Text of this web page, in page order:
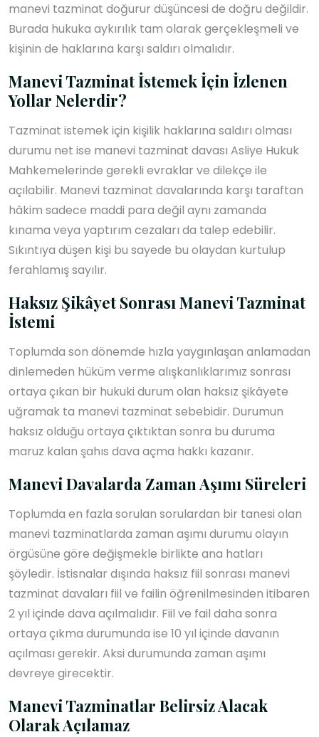
manevi tazminat doğurur düşüncesi de doğru değildir.
Burada hukuka aykırılık tam olarak gerçekleşmeli ve
kişinin de haklarına karşı saldırı olmalıdır.
Manevi Tazminat İstemek İçin İzlenen
Yollar Nelerdir?
Tazminat istemek için kişilik haklarına saldırı olması
durumu net ise manevi tazminat davası Asliye Hukuk
Mahkemelerinde gerekli evraklar ve dilekçe ile
açılabilir. Manevi tazminat davalarında karşı taraftan
hâkim sadece maddi para değil aynı zamanda
kınama veya yaptırım cezaları da talep edebilir.
Sıkıntıya düşen kişi bu sayede bu olaydan kurtulup
ferahlamış sayılır.
Haksız Şikâyet Sonrası Manevi Tazminat
İstemi
Toplumda son dönemde hızla yaygınlaşan anlamadan
dinlemeden hüküm verme alışkanlıklarımız sonrası
ortaya çıkan bir hukuki durum olan haksız şikâyete
uğramak ta manevi tazminat sebebidir. Durumun
haksız olduğu ortaya çıktıktan sonra bu duruma
maruz kalan şahıs dava açma hakkı kazanır.
Manevi Davalarda Zaman Aşımı Süreleri
Toplumda en fazla sorulan sorulardan bir tanesi olan
manevi tazminatlarda zaman aşımı durumu olayın
örgüsüne göre değişmekle birlikte ana hatları
şöyledir. İstisnalar dışında haksız fiil sonrası manevi
tazminat davaları fiil ve failin öğrenilmesinden itibaren
2 yıl içinde dava açılmalıdır. Fiil ve fail daha sonra
ortaya çıkma durumunda ise 10 yıl içinde davanın
açılması gerekir. Aksi durumunda zaman aşımı
devreye girecektir.
Manevi Tazminatlar Belirsiz Alacak
Olarak Açılamaz